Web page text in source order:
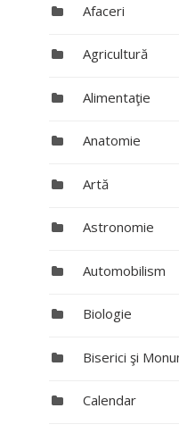
Afaceri
Agricultură
Alimentaţie
Anatomie
Artă
Astronomie
Automobilism
Biologie
Biserici şi
Calendar